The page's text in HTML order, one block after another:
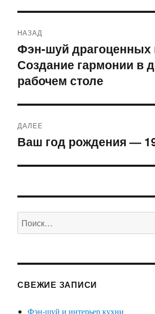
по
записям
НАЗАД
Предыдущая
запись:
Фэн-шуй драгоценных
Создание гармонии в
рабочем столе
ДАЛЕЕ
Следующая
Ваш год рождения —
Искать:
СВЕЖИЕ ЗАПИСИ
Фэн-шуй и интерьер кухни